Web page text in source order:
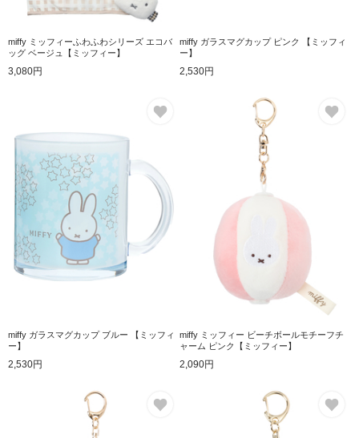
miffy ミッフィーふわふわシリーズ エコバ
ッグ ベージュ【ミッフィー】
3,080円
miffy ガラスマグカップ ピンク 【ミッフィ
ー】
2,530円
miffy ガラスマグカップ ブルー 【ミッフィ
ー】
2,530円
miffy ミッフィー ビーチボールモチーフチ
ャーム ピンク【ミッフィー】
2,090円